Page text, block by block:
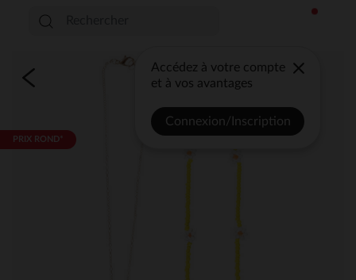
Accédez à votre compte
et à vos avantages
Connexion/Inscription
PRIX ROND*